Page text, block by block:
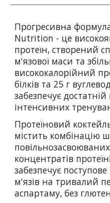
Прогресивна
Nutrition - це
протеїн, створений
м'язової маси та
висококалорійний
білків та 25 г
забезпечує
інтенсивних
Протеїновий
містить комбінацію
повільнозасвоюваних
концентратів
забезпечує
м'язів на тривалий
аспартаму, без